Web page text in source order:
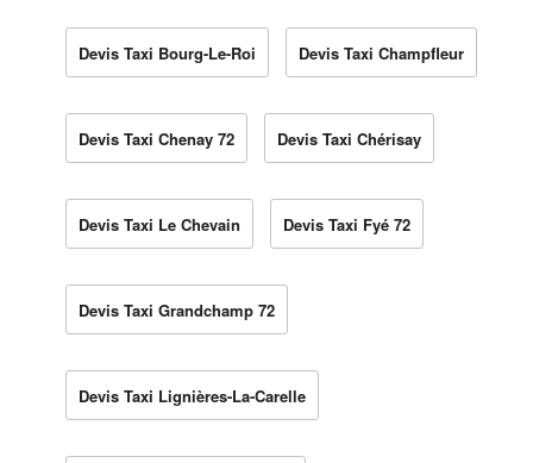
Devis Taxi Bourg-Le-Roi Devis Taxi Champfleur
Devis Taxi Chenay 72 Devis Taxi Chérisay
Devis Taxi Le Chevain Devis Taxi Fyé 72
Devis Taxi Grandchamp 72
Devis Taxi Lignières-La-Carelle